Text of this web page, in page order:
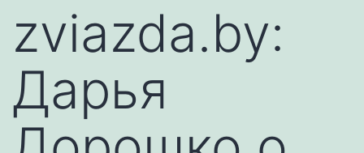
zviazda.by:
Дарья